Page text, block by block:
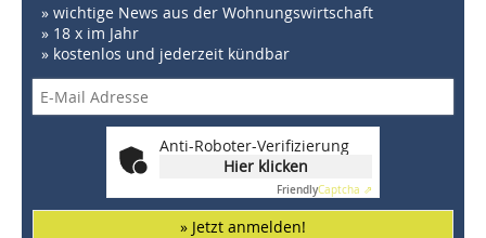
» wichtige News aus der Wohnungswirtschaft
» 18 x im Jahr
» kostenlos und jederzeit kündbar
Anti-Roboter-Verifizierung
Hier klicken
FriendlyCaptcha ⇗
» Jetzt anmelden!